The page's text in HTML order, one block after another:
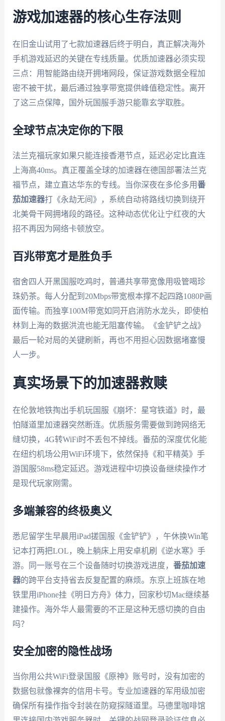
游戏加速器的核心生存法则
在旧金山试用了七款加速器后终于明白，真正解决海外
手机游戏延迟的关键在专线质量。优质加速器必须实现
三点：用智能路由绕开拥堵网段，保证游戏数据全程加
密不被干扰，最后通过独享带宽提供峰值稳定性。离开
了这三点保障，国外玩国服手游只能靠玄学取胜。
全球节点决定你的下限
法兰克福玩家如果只能连接香港节点，延迟必定比直连
上海高40ms。真正覆盖全球的加速器在德国部署法兰克
福节点，建立直达华东的专线。当你深夜在多伦多用番
茄加速器打《永劫无间》，系统自动将路线切换到绕开
北美骨干网拥堵段的路径。这种动态优化让宁红夜的大
招不再因为网络卡顿放空。
百兆带宽才是胜负手
宿舍四人开黑国服吃鸡时，普通共享带宽像用吸管喝珍
珠奶茶。每人分配到20Mbps带宽根本撑不起四路1080P画
面传输。而独享100M带宽如同开启消防水龙头，即使柏
林到上海的数据洪流也能无阻塞传输。《金铲铲之战》
最后一轮对局的关键刷新，再也不用担心因数据堵塞慢
人一步。
真实场景下的加速器救赎
在伦敦地铁掏出手机玩国服《崩坏：星穹铁道》时，最
怕隧道里加速器突然断连。优质服务需要做到跨网络无
缝切换，4G转WiFi时不丢包不掉线。番茄的深度优化能
在纽约机场公用WiFi环境下，依然保持《和平精英》手
游国服58ms稳定延迟。游戏进程中切换设备继续操作才
是现代玩家刚需。
多端兼容的终极奥义
悉尼留学生早晨用iPad搓国服《金铲铲》，午休换Win笔
记本打两把LOL，晚上躺床上用安卓机刷《逆水寒》手
游。同一账号在三个设备随时切换游戏进度， 番茄加速
器的跨平台支持省去反复配置的麻烦。东京上班族在地
铁里用iPhone挂《明日方舟》体力，回家秒切Mac继续基
建操作。海外华人最需要的不正是这种无感切换的自由
吗？
安全加密的隐性战场
当你用公共WiFi登录国服《原神》账号时，没有加密的
数据包就像裸奔的信用卡号。专业加速器的军用级加密
确保所有操作指令封装在防窥探隧道里。马德里咖啡馆